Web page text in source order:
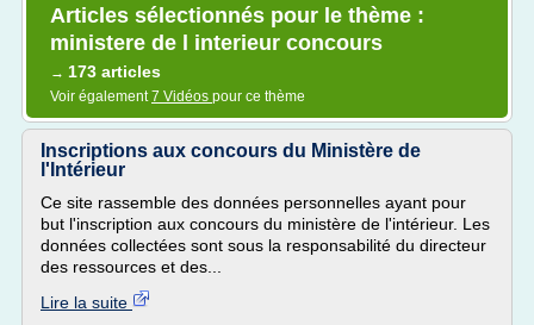
Articles sélectionnés pour le thème :
ministere de l interieur concours
→ 173 articles
Voir également7 Vidéos pour ce thème
Inscriptions aux concours du Ministère de
l'Intérieur
Ce site rassemble des données personnelles ayant pour
but l'inscription aux concours du ministère de l'intérieur. Les
données collectées sont sous la responsabilité du directeur
des ressources et des...
Lire la suite